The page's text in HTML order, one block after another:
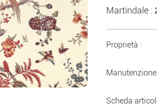
Martindale :
Proprietà :
Manutenzione
Scheda